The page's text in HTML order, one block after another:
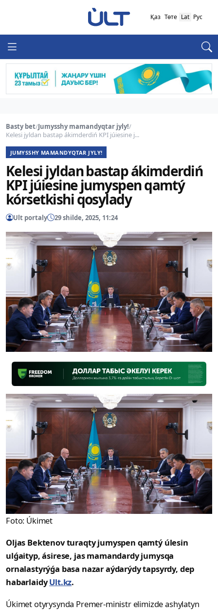
Қаз Төте Lat Рус
Basty bet/Jumysshy mamandyqtar jyly!/
Kelesi jyldan bastap ákimderdiń KPI júiesine j...
JUMYSSHY MAMANDYQTAR JYLY!
Kelesi jyldan bastap ákimderdiń
KPI júiesine jumyspen qamtý
kórsetkishi qosylady
Ult portaly 29 shilde, 2025, 11:24
Foto: Úkimet
Oljas Bektenov turaqty jumyspen qamtý úlesin
ulǵaityp, ásirese, jas mamandardy jumysqa
ornalastyrýǵa basa nazar aýdarýdy tapsyrdy, dep
habarlaidyUlt.kz.
Úkimet otyrysynda Premer-ministr elimizde ashylatyn